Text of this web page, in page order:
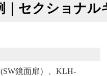
｜セクショナ
鏡面扉）、KLH-